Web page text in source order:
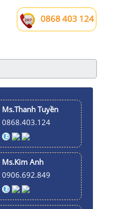
0868 403 124
Ms.Thanh Tuyền
0868.403.124
Ms.Kim Anh
0906.692.849